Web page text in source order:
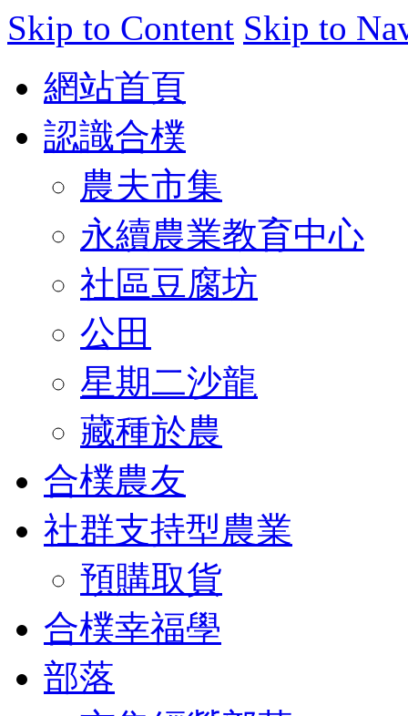
Skip to Content Skip to
網站首頁
認識合樸
農夫市集
永續農業教育中心
社區豆腐坊
公田
星期二沙龍
藏種於農
合樸農友
社群支持型農業
預購取貨
合樸幸福學
部落